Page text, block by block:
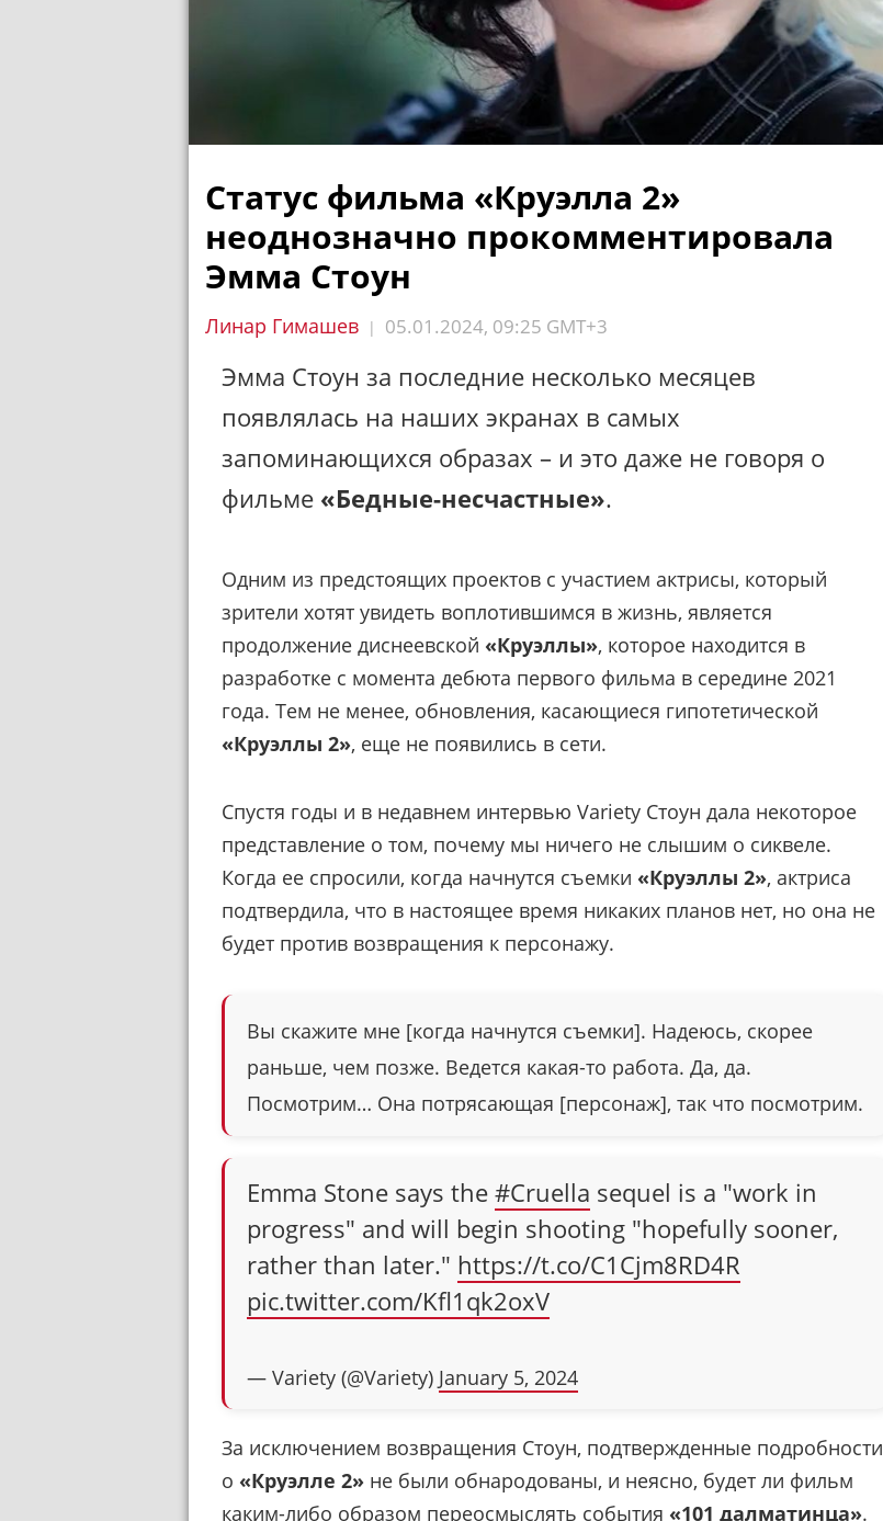
Статус фильма «Круэлла 2»
неоднозначно прокомментировала
Эмма Стоун
Линар Гимашев | 05.01.2024, 09:25 GMT+3
Эмма Стоун за последние несколько месяцев
появлялась на наших экранах в самых
запоминающихся образах – и это даже не говоря о
фильме «Бедные-несчастные».
Одним из предстоящих проектов с участием актрисы, который
зрители хотят увидеть воплотившимся в жизнь, является
продолжение диснеевской «Круэллы», которое находится в
разработке с момента дебюта первого фильма в середине 2021
года. Тем не менее, обновления, касающиеся гипотетической
«Круэллы 2», еще не появились в сети.
Спустя годы и в недавнем интервью Variety Стоун дала некоторое
представление о том, почему мы ничего не слышим о сиквеле.
Когда ее спросили, когда начнутся съемки «Круэллы 2», актриса
подтвердила, что в настоящее время никаких планов нет, но она не
будет против возвращения к персонажу.
Вы скажите мне [когда начнутся съемки]. Надеюсь, скорее
раньше, чем позже. Ведется какая-то работа. Да, да.
Посмотрим… Она потрясающая [персонаж], так что посмотрим.
Emma Stone says the #Cruella sequel is a "work in
progress" and will begin shooting "hopefully sooner,
rather than later." https://t.co/C1Cjm8RD4R
pic.twitter.com/Kfl1qk2oxV
— Variety (@Variety) January 5, 2024
За исключением возвращения Стоун, подтвержденные подробности
о «Круэлле 2» не были обнародованы, и неясно, будет ли фильм
каким-либо образом переосмыслять события «101 далматинца».